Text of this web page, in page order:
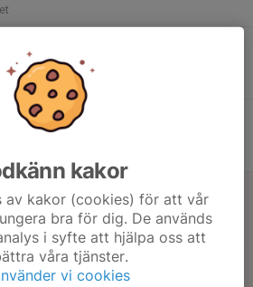
9-14 år (v. 25-33)
spela vattenpolo på sommar
5-8 år (v. 25-33)
9-14 år (v. 25-33)
spela vattenpolo på sommar
5-8 år (v. 25-33)
kakor
av kakor (cookies) för att vår
bra för dig. De används
i syfte att hjälpa oss att
våra tjänster.
vi cookies